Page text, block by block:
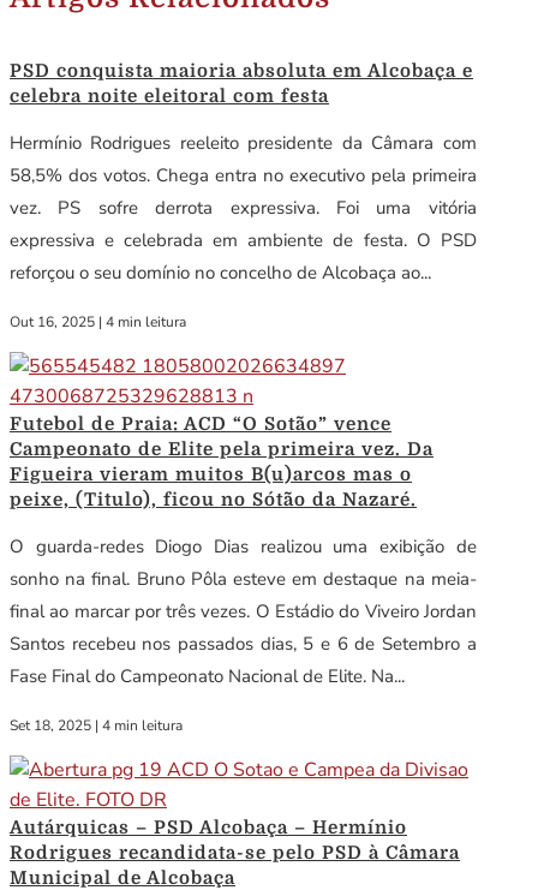
PSD conquista maioria absoluta em Alcobaça e
celebra noite eleitoral com festa
Hermínio Rodrigues reeleito presidente da Câmara com
58,5% dos votos. Chega entra no executivo pela primeira
vez. PS sofre derrota expressiva. Foi uma vitória
expressiva e celebrada em ambiente de festa. O PSD
reforçou o seu domínio no concelho de Alcobaça ao...
Out 16, 2025 | 4 min leitura
Futebol de Praia: ACD “O Sotão” vence
Campeonato de Elite pela primeira vez. Da
Figueira vieram muitos B(u)arcos mas o
peixe, (Titulo), ficou no Sótão da Nazaré.
O guarda-redes Diogo Dias realizou uma exibição de
sonho na final. Bruno Pôla esteve em destaque na meia-
final ao marcar por três vezes. O Estádio do Viveiro Jordan
Santos recebeu nos passados dias, 5 e 6 de Setembro a
Fase Final do Campeonato Nacional de Elite. Na...
Set 18, 2025 | 4 min leitura
Autárquicas – PSD Alcobaça – Hermínio
Rodrigues recandidata-se pelo PSD à Câmara
Municipal de Alcobaça